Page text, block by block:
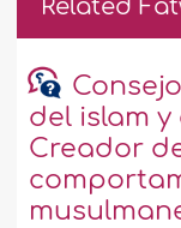
Related
del islam
Creador